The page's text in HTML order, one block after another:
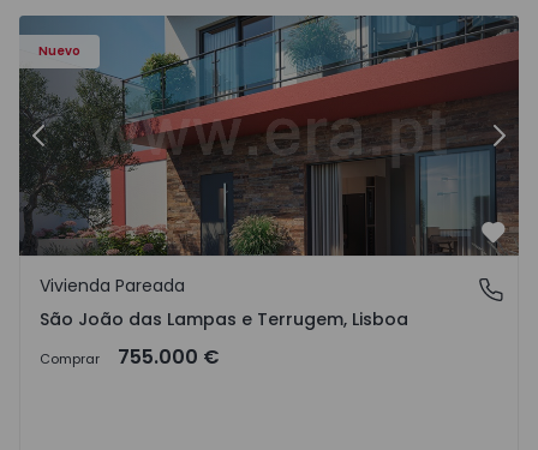
Nuevo
Anterior
São João das Lampas e Terrugem, Lisboa
Vivienda Pareada
São João das Lampas e Terrugem, Lisboa
Comprar 755.000 €